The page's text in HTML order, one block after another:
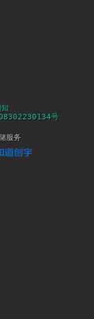
知
号
服务